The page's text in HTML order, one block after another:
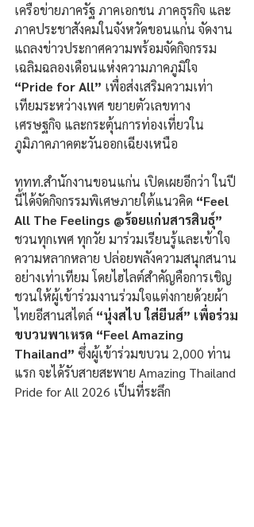
เครือข่ายภาครัฐ ภาคเอกชน ภาคธุรกิจ และ
ภาคประชาสังคมในจังหวัดขอนแก่น จัดงาน
แถลงข่าวประกาศความพร้อมจัดกิจกรรม
เฉลิมฉลองเดือนแห่งความภาคภูมิใจ
“Pride for All” เพื่อส่งเสริมความเท่า
เทียมระหว่างเพศ ขยายตัวเลขทาง
เศรษฐกิจ และกระตุ้นการท่องเที่ยวใน
ภูมิภาคภาคตะวันออกเฉียงเหนือ
ททท.สำนักงานขอนแก่น เปิดเผยอีกว่า ในปี
นี้ได้จัดกิจกรรมพิเศษภายใต้แนวคิด “Feel
All The Feelings @ร้อยแก่นสารสินธุ์”
ชวนทุกเพศ ทุกวัย มาร่วมเรียนรู้และเข้าใจ
ความหลากหลาย ปล่อยพลังความสนุกสนาน
อย่างเท่าเทียม โดยไฮไลต์สำคัญคือการเชิญ
ชวนให้ผู้เข้าร่วมงานร่วมใจแต่งกายด้วยผ้า
ไทยอีสานสไตล์ “นุ่งสไบ ใส่ยีนส์” เพื่อร่วม
ขบวนพาเหรด “Feel Amazing
Thailand” ซึ่งผู้เข้าร่วมขบวน 2,000 ท่าน
แรก จะได้รับสายสะพาย Amazing Thailand
Pride for All 2026 เป็นที่ระลึก